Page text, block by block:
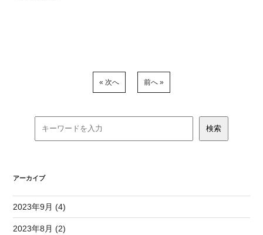
« 次へ 前へ »
アーカイブ
2023年9月 (4)
2023年8月 (2)